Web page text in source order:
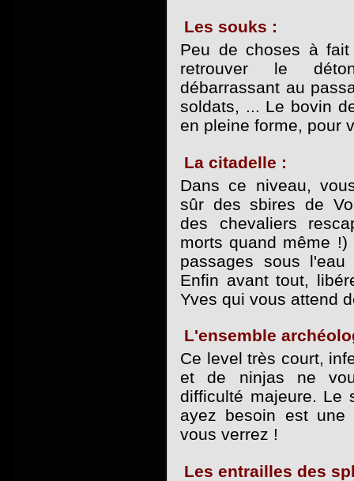
Les souks :
Peu de choses à
retrouver le
débarrassant au
soldats, ... Le bovin
en pleine forme, pour
La citadelle :
Dans ce niveau,
sûr des sbires de
des chevaliers
morts quand même
passages sous
Enfin avant tout,
Yves qui vous attend
L'ensemble
Ce level très court,
et de ninjas ne
difficulté majeure. Le
ayez besoin est
vous verrez !
Les entrailles des